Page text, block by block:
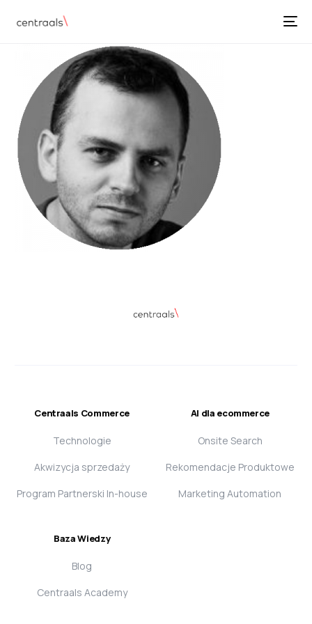
Centraals Commerce
Technologie
Akwizycja sprzedaży
Program Partnerski In-house
AI dla ecommerce
Onsite Search
Rekomendacje Produktowe
Marketing Automation
Baza Wiedzy
Blog
Centraals Academy